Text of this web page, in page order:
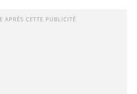
APRÈS CETTE PUBLICITÉ